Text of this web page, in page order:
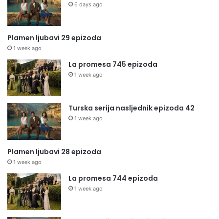
6 days ago
Plamen ljubavi 29 epizoda
1 week ago
La promesa 745 epizoda
1 week ago
Turska serija nasljednik epizoda 42
1 week ago
Plamen ljubavi 28 epizoda
1 week ago
La promesa 744 epizoda
1 week ago